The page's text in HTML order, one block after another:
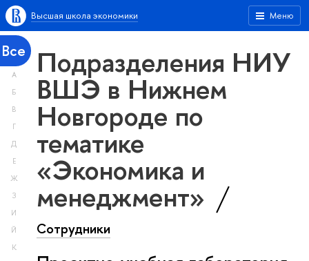
Меню
Высшая школа экономики
Все
А
Б
В
Г
Д
Е
Ж
З
И
Й
К
Подразделения НИУ
ВШЭ в Нижнем
Новгороде по
тематике
«Экономика и
менеджмент»
Сотрудники